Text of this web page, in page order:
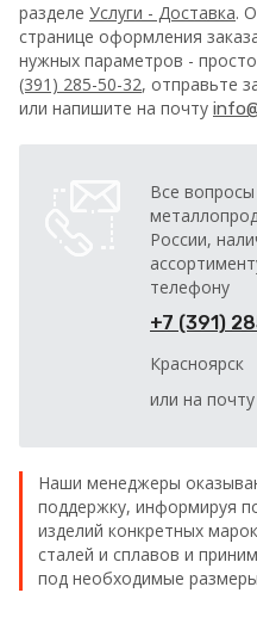
разделе Услуги - Доставка.
странице оформления
нужных параметров -
(391) 285-50-32, отправьте
или напишите на почту
Все
России,
телефону
+7 (391)
Красноярск
или на почту
Наши менеджеры
поддержку, информируя
изделий конкретных
сталей и сплавов и
под необходимые